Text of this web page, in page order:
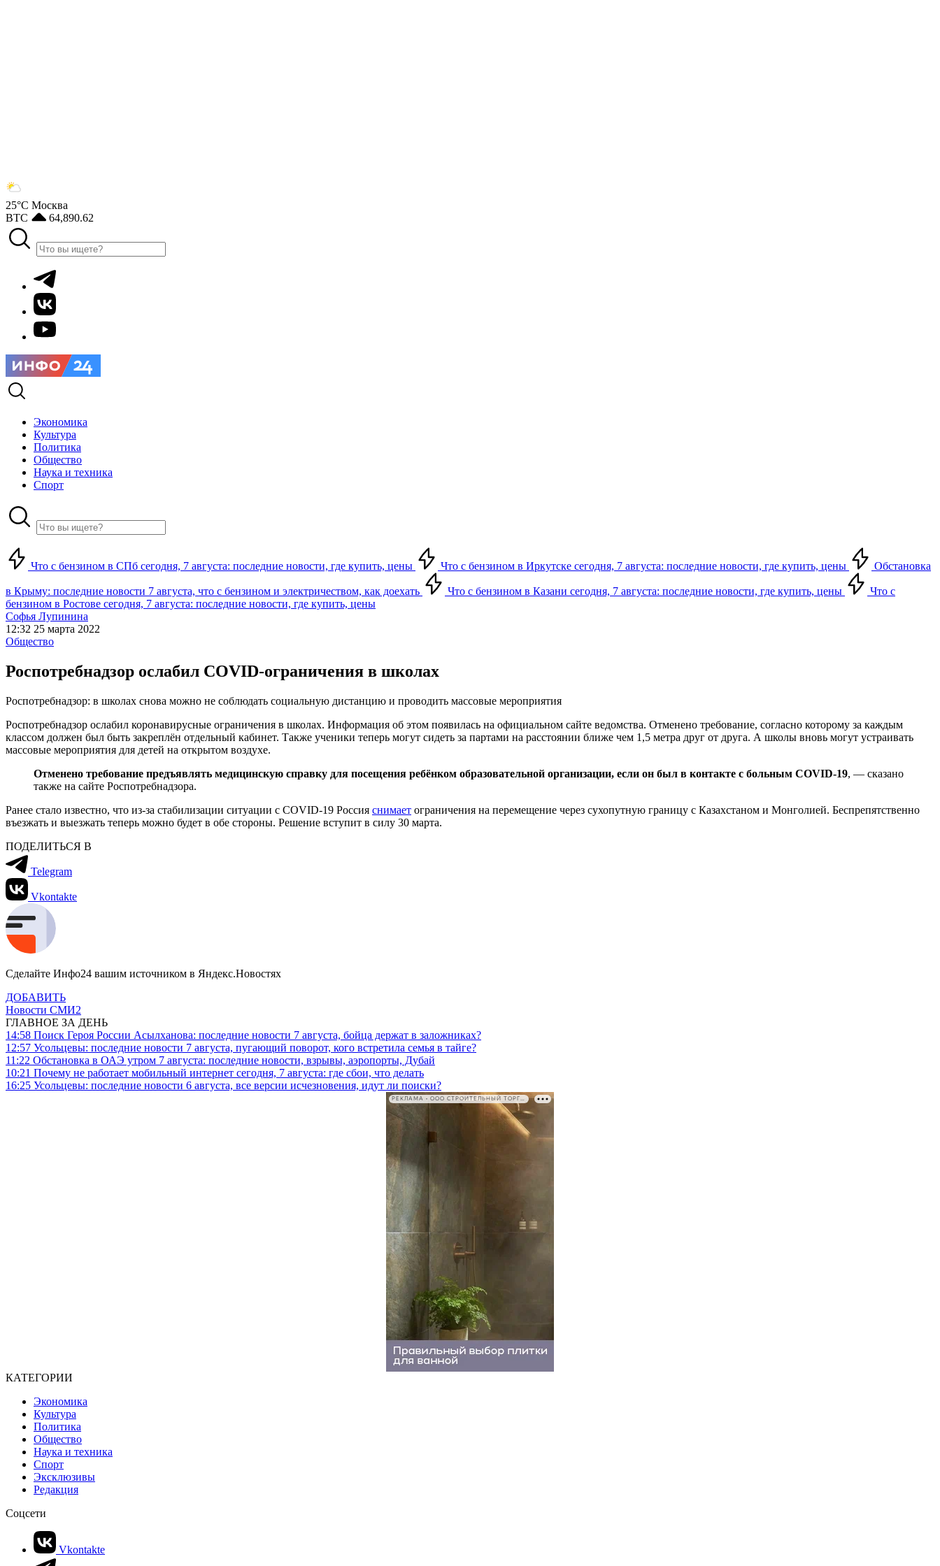
25°С Москва
BTC
64,890.62
Экономика
Культура
Политика
Общество
Наука и техника
Спорт
Что с бензином в СПб сегодня, 7 августа: последние новости, где купить, цены Что с бензином в Иркутске сегодня, 7 августа: последние новости, где купить, цены Обстановка
в Крыму: последние новости 7 августа, что с бензином и электричеством, как доехать Что с бензином в Казани сегодня, 7 августа: последние новости, где купить, цены
Что с
бензином в Ростове сегодня, 7 августа: последние новости, где купить, цены
Софья Лупинина
12:32 25 марта 2022
Общество
Роспотребнадзор ослабил COVID-ограничения в школах
Роспотребнадзор: в школах снова можно не соблюдать социальную дистанцию и проводить массовые мероприятия
Роспотребнадзор ослабил коронавирусные ограничения в школах. Информация об этом появилась на официальном сайте ведомства. Отменено требование, согласно которому за каждым
классом должен был быть закреплён отдельный кабинет. Также ученики теперь могут сидеть за партами на расстоянии ближе чем 1,5 метра друг от друга. А школы вновь могут устраивать
массовые мероприятия для детей на открытом воздухе.
Отменено требование предъявлять медицинскую справку для посещения ребёнком образовательной организации, если он был в контакте с больным COVID-19, — сказано
также на сайте Роспотребнадзора.
Ранее стало известно, что из-за стабилизации ситуации с COVID-19 Россия снимает ограничения на перемещение через сухопутную границу с Казахстаном и Монголией. Беспрепятственно
въезжать и выезжать теперь можно будет в обе стороны. Решение вступит в силу 30 марта.
ПОДЕЛИТЬСЯ В
Telegram
Vkontakte
Сделайте Инфо24 вашим источником в Яндекс.Новостях
ДОБАВИТЬ
Новости СМИ2
ГЛАВНОЕ ЗА ДЕНЬ
14:58 Поиск Героя России Асылханова: последние новости 7 августа, бойца держат в заложниках?
12:57 Усольцевы: последние новости 7 августа, пугающий поворот, кого встретила семья в тайге?
11:22 Обстановка в ОАЭ утром 7 августа: последние новости, взрывы, аэропорты, Дубай
10:21 Почему не работает мобильный интернет сегодня, 7 августа: где сбои, что делать
16:25 Усольцевы: последние новости 6 августа, все версии исчезновения, идут ли поиски?
РЕКЛАМА • ООО СТРОИТЕЛЬНЫЙ ТОРГОВЫЙ ДОМ «ПЕТРОВИЧ». ИНН: 7802348846
КАТЕГОРИИ
Экономика
Культура
Политика
Общество
Наука и техника
Спорт
Эксклюзивы
Редакция
Соцсети
Vkontakte